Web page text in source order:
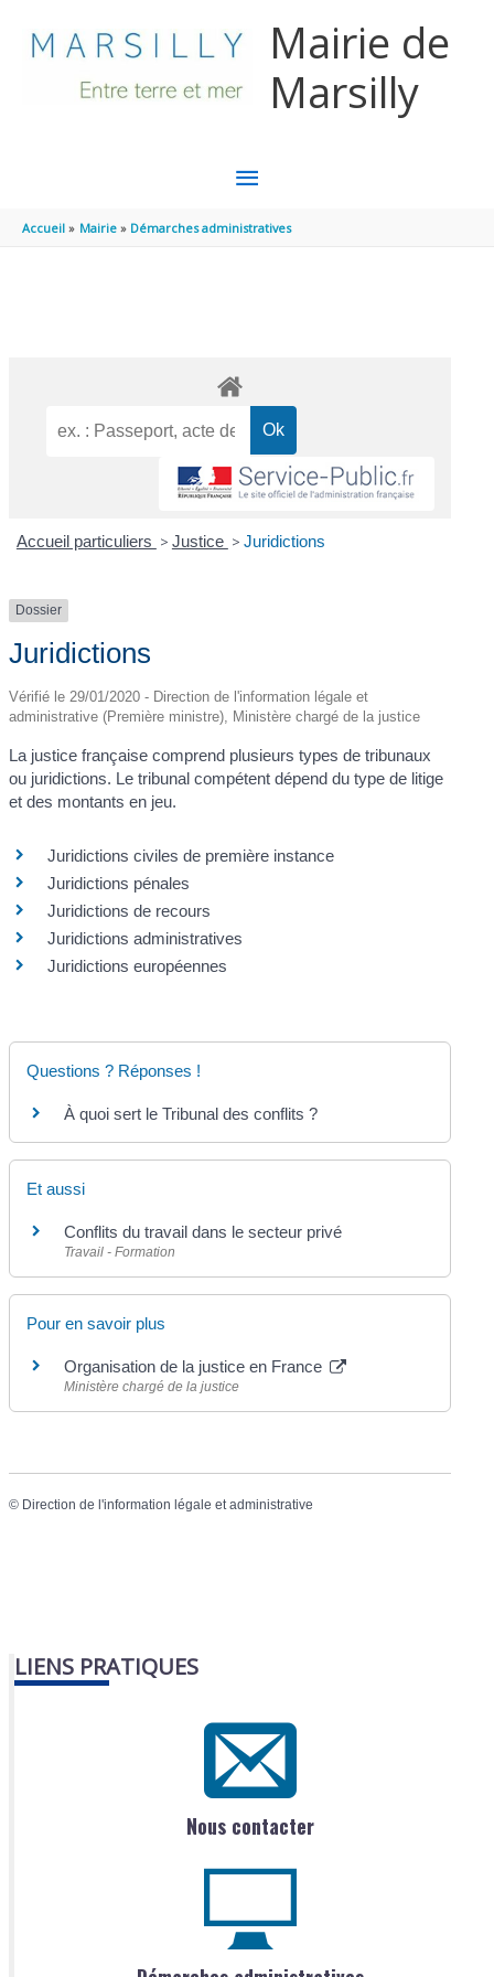
Mairie de
Marsilly
MENU
PRINCIPAL
Accueil Mairie Démarches administratives
Accueil particuliers > Justice > Juridictions
Dossier
Juridictions
Vérifié le 29/01/2020 - Direction de l'information légale et
administrative (Première ministre), Ministère chargé de la justice
La justice française comprend plusieurs types de tribunaux
ou juridictions. Le tribunal compétent dépend du type de litige
et des montants en jeu.
Juridictions civiles de première instance
Juridictions pénales
Juridictions de recours
Juridictions administratives
Juridictions européennes
Questions ? Réponses !
À quoi sert le Tribunal des conflits ?
Et aussi
Conflits du travail dans le secteur privé
Travail - Formation
Pour en savoir plus
Organisation de la justice en France
Ministère chargé de la justice
© Direction de l'information légale et administrative
LIENS PRATIQUES
Nous contacter